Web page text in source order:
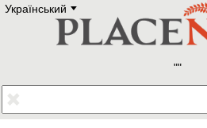
Український E
Deutsch
Francais
Polski